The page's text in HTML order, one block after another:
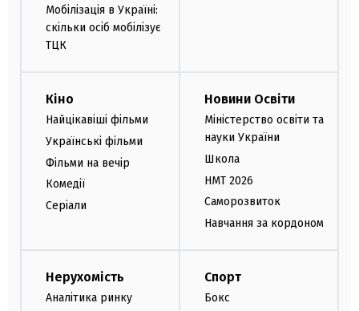
Мобілізація в Україні:
скільки осіб мобілізує
ТЦК
Кіно
Найцікавіші фільми
Українські фільми
Фільми на вечір
Комедії
Серіали
Новини Освіти
Міністерство освіти та
науки України
Школа
НМТ 2026
Саморозвиток
Навчання за кордоном
Нерухомість
Аналітика ринку
Спорт
Бокс